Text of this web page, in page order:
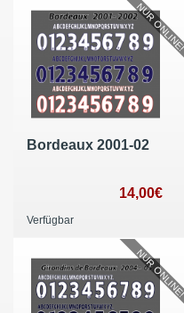
Bordeaux 2001-02
14,00€
Verfügbar
NUR ONLINE!
NUR ONLINE!